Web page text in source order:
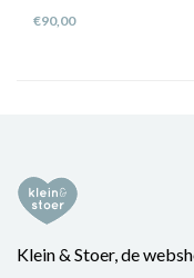
€90,00
Klein & Stoer, de